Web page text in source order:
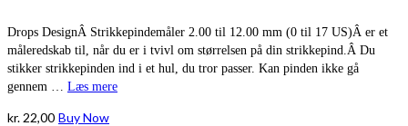
Drops DesignÂ Strikkepindemåler 2.00 til 12.00 mm (0 til 17 US)Â er et
måleredskab til, når du er i tvivl om størrelsen på din strikkepind.Â Du
stikker strikkepinden ind i et hul, du tror passer. Kan pinden ikke gå
gennem … Læs mere
kr. 22,00 Buy Now